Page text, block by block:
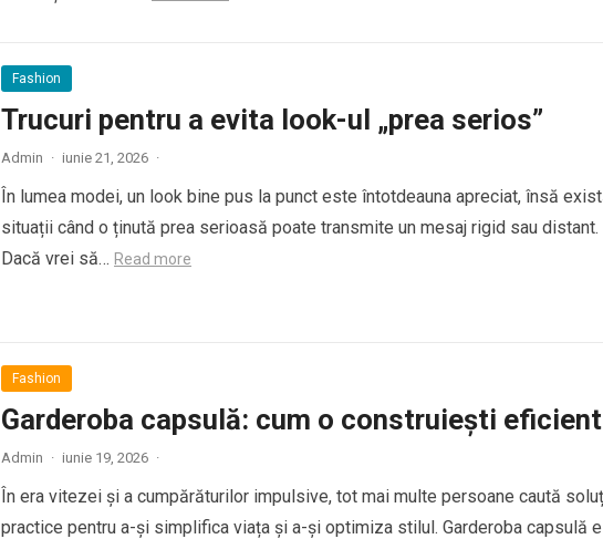
Fashion
Trucuri pentru a evita look-ul „prea serios”
Admin · iunie 21, 2026 ·
În lumea modei, un look bine pus la punct este întotdeauna apreciat, însă
situații când o ținută prea serioasă poate transmite un mesaj rigid sau distant.
Dacă vrei să… Read more
Fashion
Garderoba capsulă: cum o construiești eficient
Admin · iunie 19, 2026 ·
În era vitezei și a cumpărăturilor impulsive, tot mai multe persoane caută
practice pentru a-și simplifica viața și a-și optimiza stilul. Garderoba capsulă